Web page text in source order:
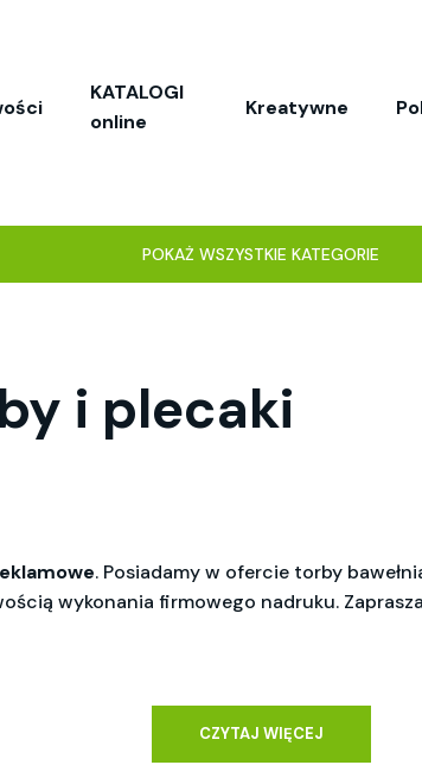
KATALOGI
online
Kreatywne
POKAŻ WSZYSTKIE KATEGORIE
i plecaki
. Posiadamy w ofercie torby
wykonania firmowego nadruku.
CZYTAJ WIĘCEJ